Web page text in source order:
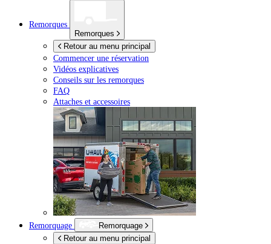
Remorques
Remorques
Retour au menu principal
Commencer une réservation
Vidéos explicatives
Conseils sur les remorques
FAQ
Attaches et accessoires
Remorquage
Remorquage
Retour au menu principal